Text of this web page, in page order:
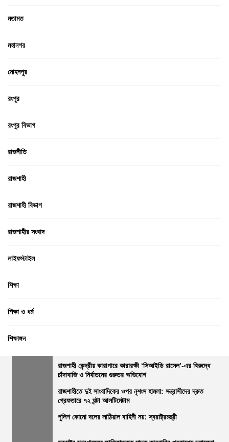
রাজশাহী কেন্দ্রীয় কারাগারে কারারক্ষী ‘সিআইডি রাসেল’-এর বিরুদ্ধে
চাঁদাবাজি ও নির্যাতনের গুরুতর অভিযোগ
রাজশাহীতে দুই সাংবাদিকের ওপর নৃশংস হামলা: সন্ত্রাসীদের দ্রুত
গ্রেফতারে ৭২ ঘন্টা আলটিমেটাম
পুলিশ কোনো দলের লাঠিয়াল বাহিনী নয়: স্বরাষ্ট্রমন্ত্রী
মতামত
মহানগর
মোহনপুর
রংপুর
রংপুর বিভাগ
রাজনীতি
রাজশাহী
রাজশাহী বিভাগ
রাজশাহীর সংবাদ
লাইফস্টাইল
শিক্ষা
শিক্ষা ও ধর্ম
শিক্ষাঙ্গন